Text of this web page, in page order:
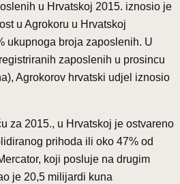
u Hrvatskoj 2015. iznosio je
u Agrokoru u Hrvatskoj
ukupnoga broja zaposlenih. U
zaposlenih u prosincu
Agrokorov hrvatski udjel iznosio
za 2015., u Hrvatskoj je ostvareno
prihoda ili oko 47% od
koji posluje na drugim
je 20,5 milijardi kuna